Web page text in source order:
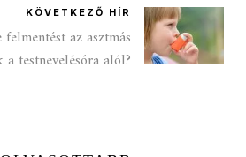
KÖVETKEZŐ HÍR
az asztmás
testnevelésóra alól?